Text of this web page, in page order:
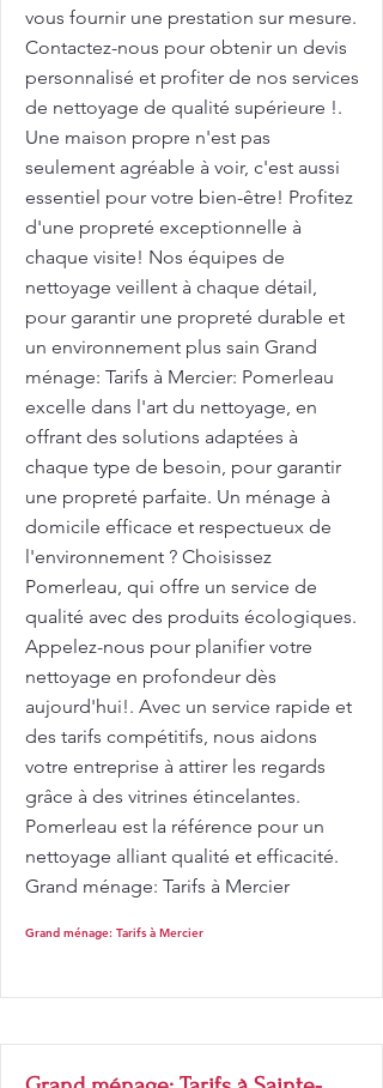
vous fournir une prestation sur mesure.
Contactez-nous pour obtenir un devis
personnalisé et profiter de nos services
de nettoyage de qualité supérieure !.
Une maison propre n'est pas
seulement agréable à voir, c'est aussi
essentiel pour votre bien-être! Profitez
d'une propreté exceptionnelle à
chaque visite! Nos équipes de
nettoyage veillent à chaque détail,
pour garantir une propreté durable et
un environnement plus sain Grand
ménage: Tarifs à Mercier: Pomerleau
excelle dans l'art du nettoyage, en
offrant des solutions adaptées à
chaque type de besoin, pour garantir
une propreté parfaite. Un ménage à
domicile efficace et respectueux de
l'environnement ? Choisissez
Pomerleau, qui offre un service de
qualité avec des produits écologiques.
Appelez-nous pour planifier votre
nettoyage en profondeur dès
aujourd'hui!. Avec un service rapide et
des tarifs compétitifs, nous aidons
votre entreprise à attirer les regards
grâce à des vitrines étincelantes.
Pomerleau est la référence pour un
nettoyage alliant qualité et efficacité.
Grand ménage: Tarifs à Mercier
Grand ménage: Tarifs à Mercier